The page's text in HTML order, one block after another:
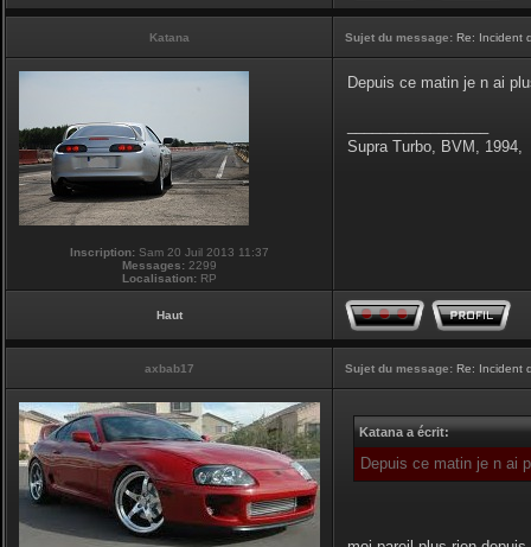
Katana Sujet du message: Re: Incident
Inscription: Sam 20 Juil 2013 11:37
Messages: 2299
Localisation: RP
Depuis ce matin je n ai
Supra Turbo, BVM, 1994,
Haut
axbab17 Sujet du message: Re: Incident
Katana a écrit:
Depuis ce matin je n ai